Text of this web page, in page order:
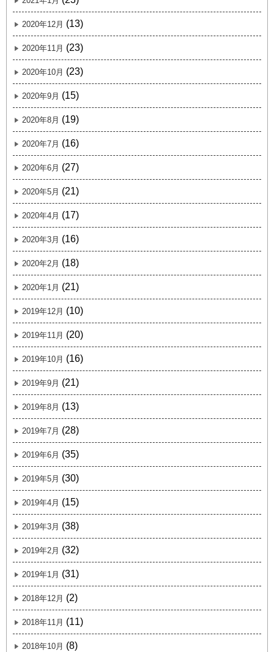
2020年12月 (13)
2020年11月 (23)
2020年10月 (23)
2020年9月 (15)
2020年8月 (19)
2020年7月 (16)
2020年6月 (27)
2020年5月 (21)
2020年4月 (17)
2020年3月 (16)
2020年2月 (18)
2020年1月 (21)
2019年12月 (10)
2019年11月 (20)
2019年10月 (16)
2019年9月 (21)
2019年8月 (13)
2019年7月 (28)
2019年6月 (35)
2019年5月 (30)
2019年4月 (15)
2019年3月 (38)
2019年2月 (32)
2019年1月 (31)
2018年12月 (2)
2018年11月 (11)
2018年10月 (8)